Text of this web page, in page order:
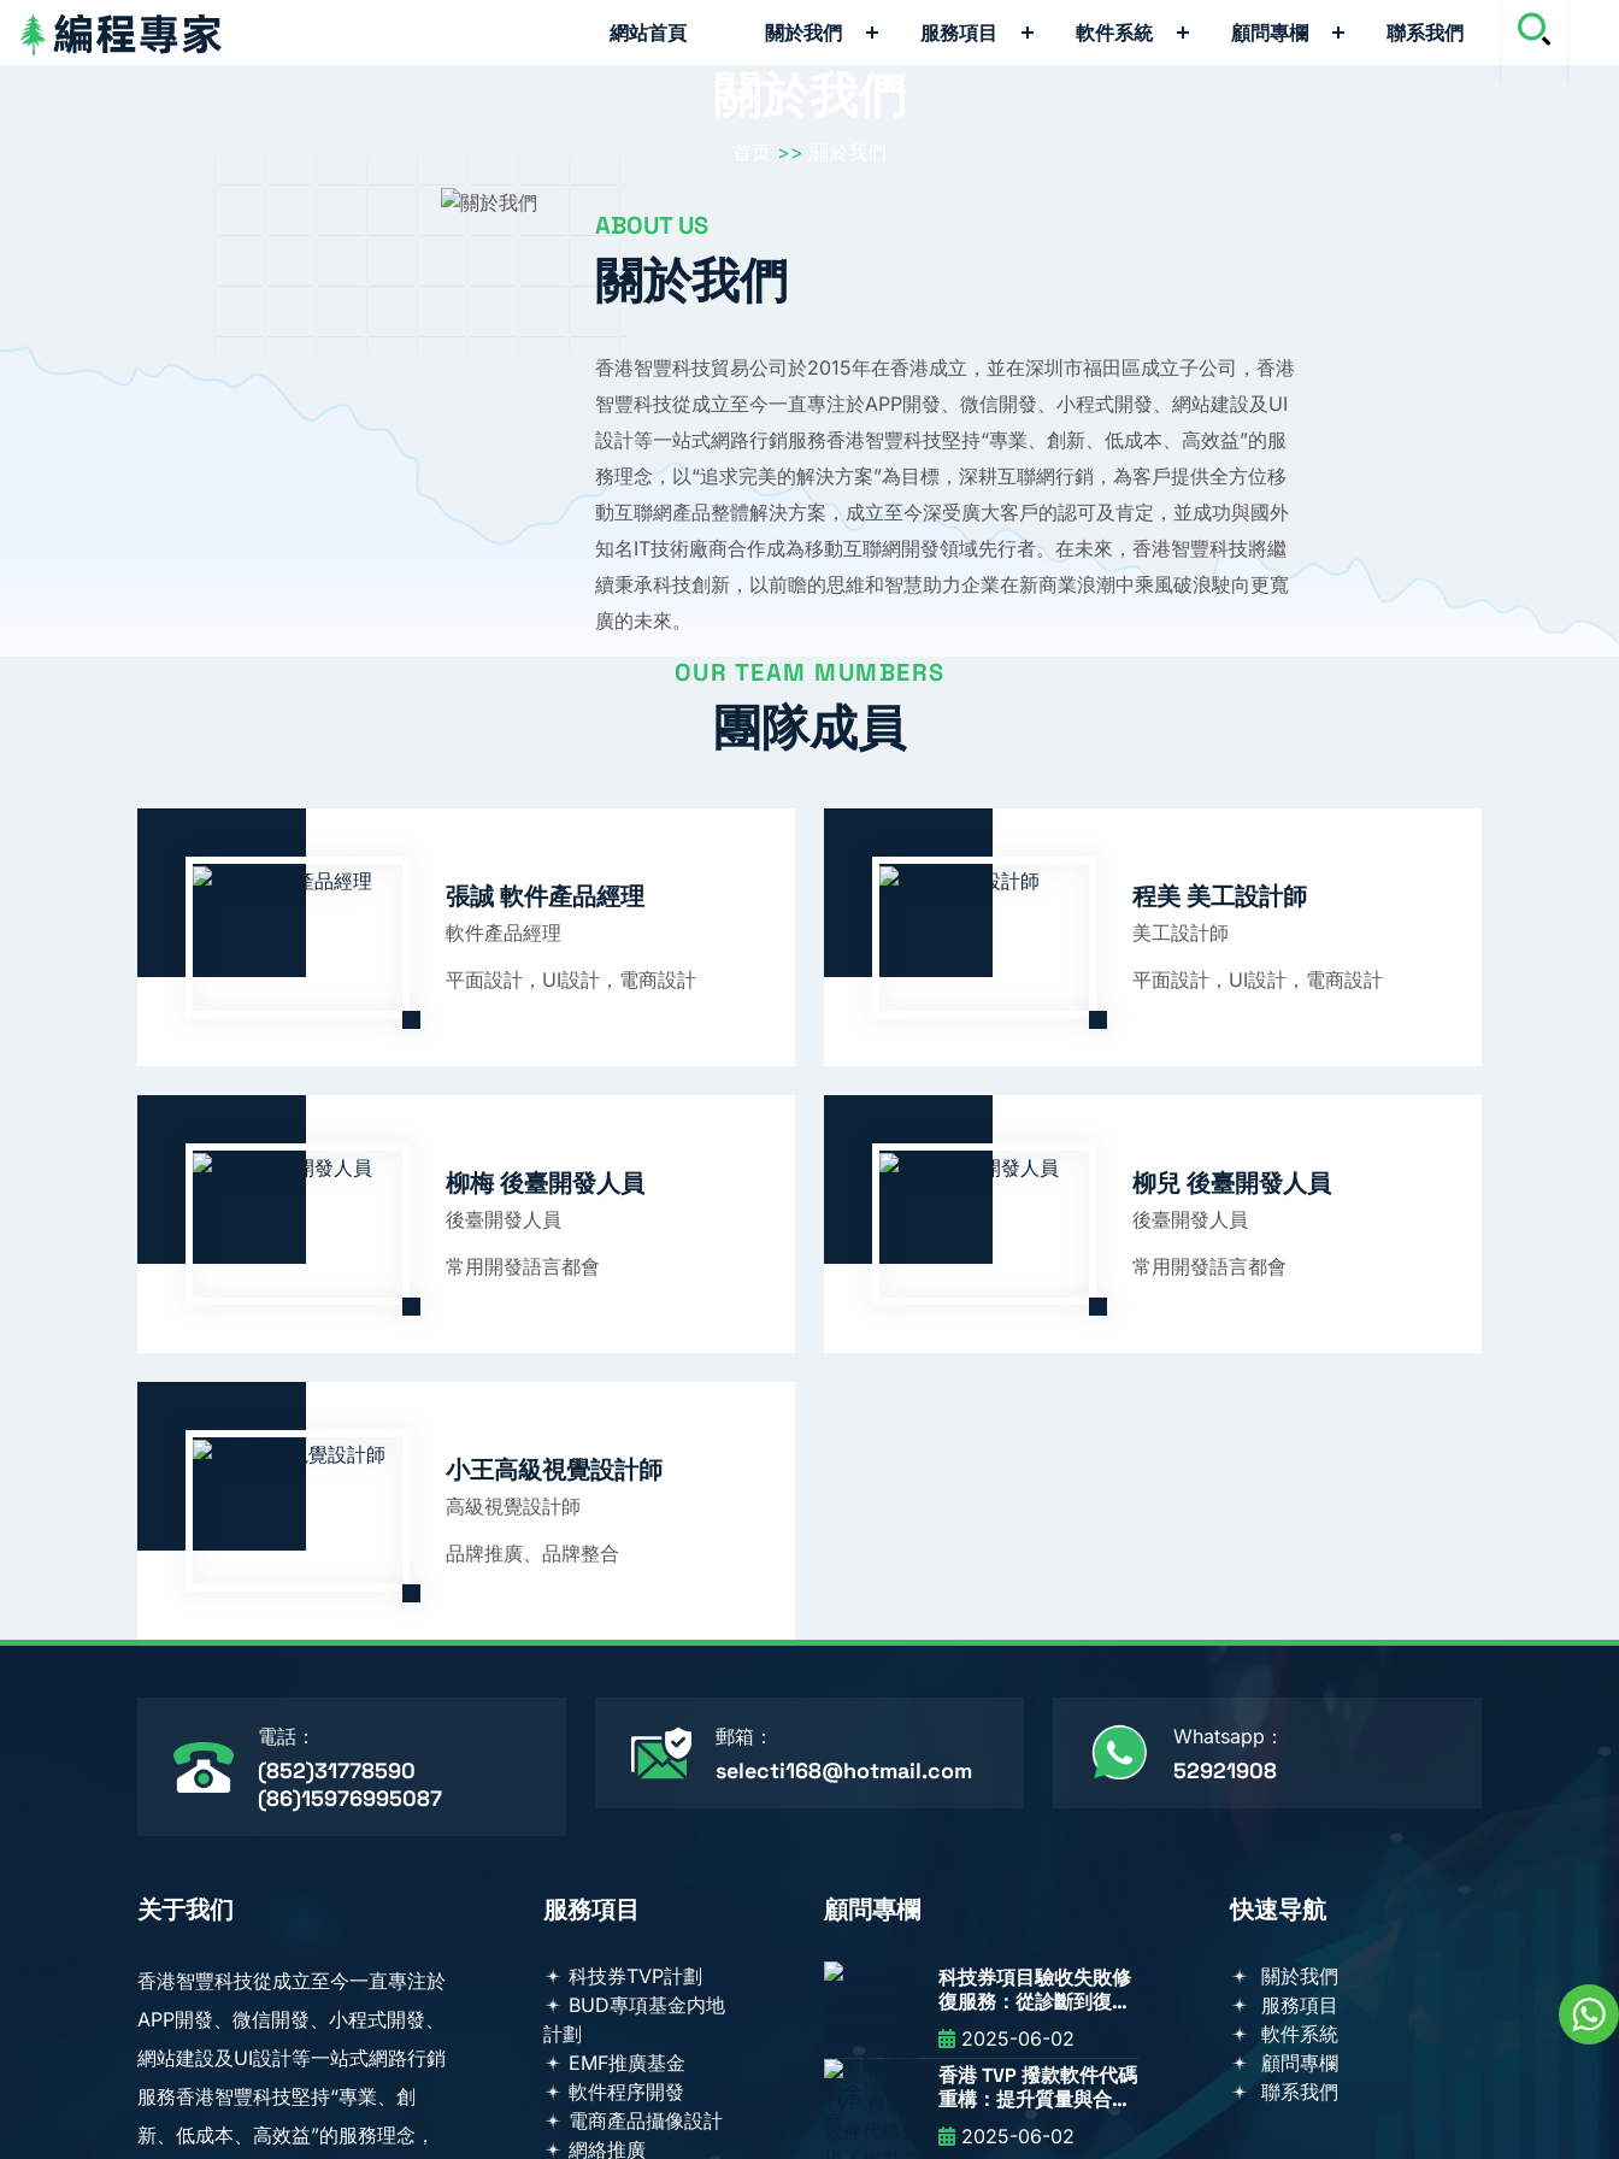
網站首頁 關於我們 服務項目 軟件系統 顧問專欄 聯系我們
>>
ABOUT US
關於我們
香港智豐科技貿易公司於2015年在香港成立，並在深圳市福田區成立子公司，香港
智豐科技從成立至今一直專注於APP開發、微信開發、小程式開發、網站建設及UI
設計等一站式網路行銷服務香港智豐科技堅持“專業、創新、低成本、高效益”的服
務理念，以“追求完美的解決方案”為目標，深耕互聯網行銷，為客戶提供全方位移
動互聯網產品整體解決方案，成立至今深受廣大客戶的認可及肯定，並成功與國外
知名IT技術廠商合作成為移動互聯網開發領域先行者。在未來，香港智豐科技將繼
續秉承科技創新，以前瞻的思維和智慧助力企業在新商業浪潮中乘風破浪駛向更寬
廣的未來。
OUR TEAM MUMBERS
團隊成員
張誠 軟件產品經理
軟件產品經理
平面設計，UI設計，電商設計
程美 美工設計師
美工設計師
平面設計，UI設計，電商設計
柳梅 後臺開發人員
後臺開發人員
常用開發語言都會
柳兒 後臺開發人員
後臺開發人員
常用開發語言都會
小王高級視覺設計師
高級視覺設計師
品牌推廣、品牌整合
電話：
(852)31778590
(86)15976995087
郵箱：
selecti168@hotmail.com
Whatsapp：
52921908
关于我们
香港智豐科技從成立至今一直專注於
APP開發、微信開發、小程式開發、
網站建設及UI設計等一站式網路行銷
服務香港智豐科技堅持“專業、創
新、低成本、高效益”的服務理念，
服務項目
科技券TVP計劃
BUD專項基金内地
計劃
EMF推廣基金
軟件程序開發
電商產品攝像設計
網絡推廣
顧問專欄
科技券項目驗收失敗修
復服務：從診斷到復驗
全流程指南
2025-06-02
香港 TVP 撥款軟件代碼
重構：提升質量與合規
性關鍵舉措
2025-06-02
快速导航
關於我們
服務項目
軟件系統
顧問專欄
聯系我們